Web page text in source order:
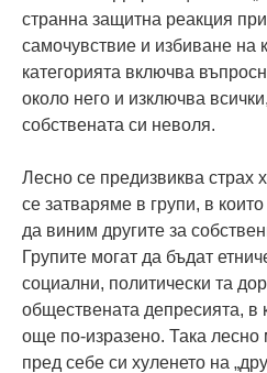
странна защитна реакция
самочувствие и избиване на
категорията включва
около него и изключва
собствената си неволя.
Лесно се предизвиква страх
се затваряме в групи, в
да виним другите за
Групите могат да бъдат
социални, политически та
обществената депресията, в
още по-изразено. Така
пред себе си хуленето на